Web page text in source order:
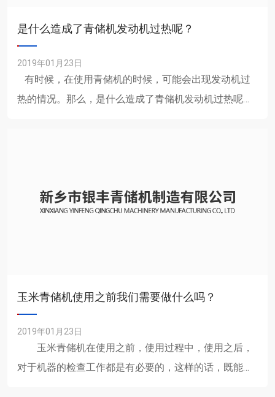
是什么造成了青储机发动机过热呢？
2019年01月23日
有时候，在使用青储机的时候，可能会出现发动机过
热的情况。那么，是什么造成了青储机发动机过热呢？
玉米青储机使用之前我们需要做什么吗？
2019年01月23日
玉米青储机在使用之前，使用过程中，使用之后，
对于机器的检查工作都是有必要的，这样的话，既能够